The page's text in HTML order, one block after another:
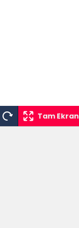
Tam Ekran